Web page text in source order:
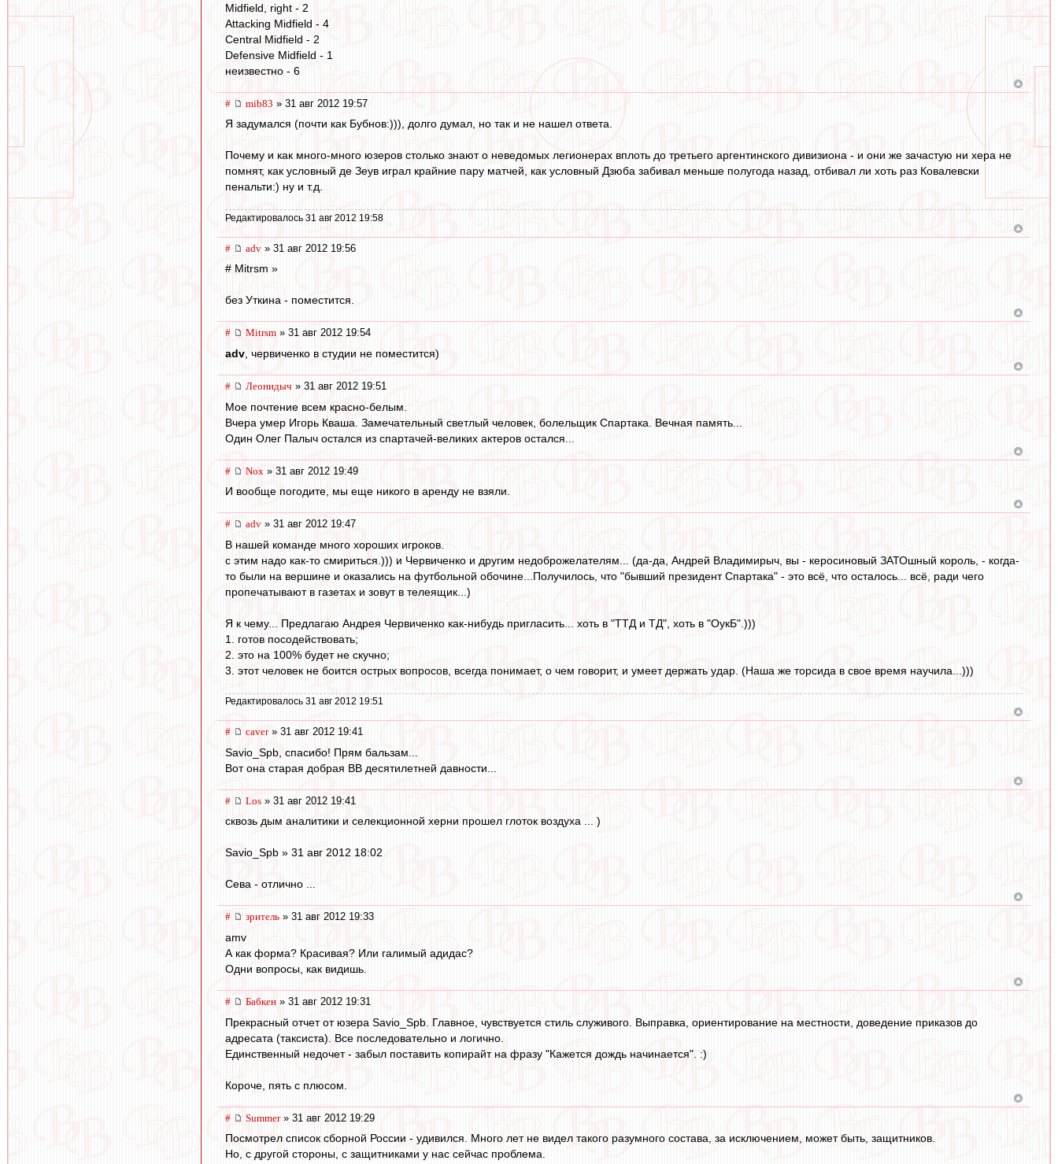
Midfield, right - 2
Attacking Midfield - 4
Central Midfield - 2
Defensive Midfield - 1
неизвестно - 6
# mib83 » 31 авг 2012 19:57
Я задумался (почти как Бубнов:))), долго думал, но так и не нашел ответа.
Почему и как много-много юзеров столько знают о неведомых легионерах вплоть до третьего аргентинского дивизиона - и они же зачастую ни хера не
помнят, как условный де Зеув играл крайние пару матчей, как условный Дзюба забивал меньше полугода назад, отбивал ли хоть раз Ковалевски
пенальти:) ну и т.д.
Редактировалось 31 авг 2012 19:58
# adv » 31 авг 2012 19:56
# Mitrsm »
без Уткина - поместится.
# Mitrsm » 31 авг 2012 19:54
adv , червиченко в студии не поместится)
# Леонидыч » 31 авг 2012 19:51
Мое почтение всем красно-белым.
Вчера умер Игорь Кваша. Замечательный светлый человек, болельщик Спартака. Вечная память...
Один Олег Палыч остался из спартачей-великих актеров остался...
# Nox » 31 авг 2012 19:49
И вообще погодите, мы еще никого в аренду не взяли.
# adv » 31 авг 2012 19:47
В нашей команде много хороших игроков.
с этим надо как-то смириться.))) и Червиченко и другим недоброжелателям... (да-да, Андрей Владимирыч, вы - керосиновый ЗАТОшный король, - когда-
то были на вершине и оказались на футбольной обочине...Получилось, что "бывший президент Спартака" - это всё, что осталось... всё, ради чего
пропечатывают в газетах и зовут в телеящик...)
Я к чему... Предлагаю Андрея Червиченко как-нибудь пригласить... хоть в "ТТД и ТД", хоть в "ОукБ".)))
1. готов посодействовать;
2. это на 100% будет не скучно;
3. этот человек не боится острых вопросов, всегда понимает, о чем говорит, и умеет держать удар. (Наша же торсида в свое время научила...)))
Редактировалось 31 авг 2012 19:51
# caver» 31 авг 2012 19:41
Savio_Spb, спасибо! Прям бальзам...
Вот она старая добрая ВВ десятилетней давности...
# Los » 31 авг 2012 19:41
сквозь дым аналитики и селекционной херни прошел глоток воздуха ... )
Savio_Spb » 31 авг 2012 18:02
Сева - отлично ...
# зpитель » 31 авг 2012 19:33
amv
А как форма? Красивая? Или галимый адидас?
Одни вопросы, как видишь.
# Бабкен » 31 авг 2012 19:31
Прекрасный отчет от юзера Savio_Spb. Главное, чувствуется стиль служивого. Выправка, ориентирование на местности, доведение приказов до
адресата (таксиста). Все последовательно и логично.
Единственный недочет - забыл поставить копирайт на фразу "Кажется дождь начинается". :)
Короче, пять с плюсом.
# Summer» 31 авг 2012 19:29
Посмотрел список сборной России - удивился. Много лет не видел такого разумного состава, за исключением, может быть, защитников.
Но, с другой стороны, с защитниками у нас сейчас проблема.